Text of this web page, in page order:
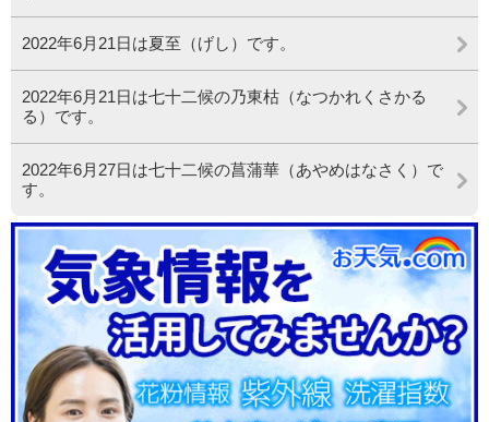
2022年6月21日は夏至（げし）です。
2022年6月21日は七十二候の乃東枯（なつかれくさかる
る）です。
2022年6月27日は七十二候の菖蒲華（あやめはなさく）で
す。